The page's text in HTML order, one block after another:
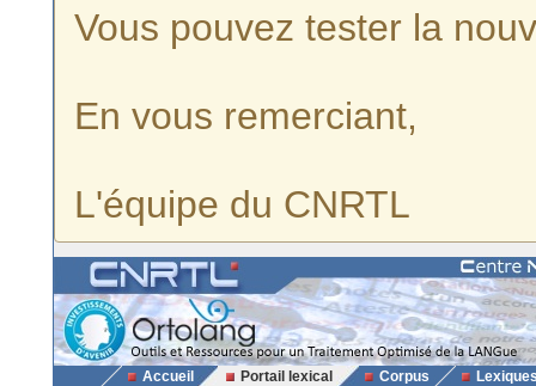
Vous pouvez tester la
En vous remerciant,
L'équipe du CNRTL
Accueil Portail lexical Corpus